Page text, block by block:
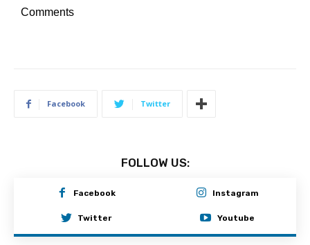
Comments
Facebook Twitter
FOLLOW US:
Facebook Instagram
Twitter Youtube